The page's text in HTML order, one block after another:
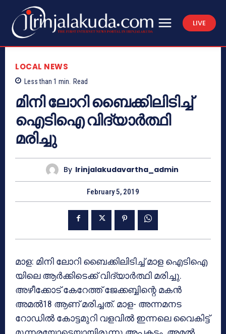
LIVE
LOCAL NEWS
Less than 1 min. Read
മിനി ലോറി ബൈക്കിലിടിച്ച്
ഐടിഐ വിദ്യാര്‍ത്ഥി
മരിച്ചു
By Irinjalakudavartha_admin
February 5, 2019
മാള: മിനി ലോറി ബൈക്കിലിടിച്ച് മാള ഐടിഐ
യിലെ ആര്‍ക്കിടെക്ക് വിദ്യാര്‍ത്ഥി മരിച്ചു.
അഴീക്കോട് കേറേത്ത് ജേക്കബ്ബിന്റെ മകന്‍
അമല്‍18 ആണ് മരിച്ചത്. മാള- അന്നമനട
റോഡില്‍ കോട്ടമുറി വളവില്‍ ഇന്നലെ വൈകിട്ട്